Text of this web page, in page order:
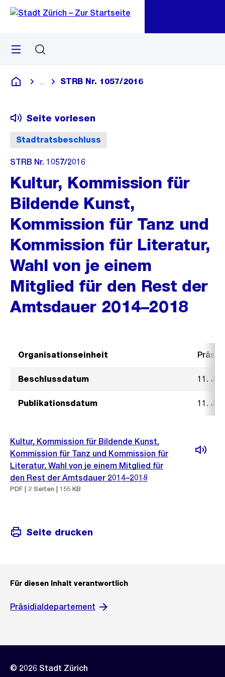
Navigation
Sprunglink
Menü
Deutsch
Blende alle Breadcrumbs ein
STRB Nr. 1057/2016
Stadtratsbeschluss
Seite vorlesen
STRB Nr. 1057/2016
Kultur, Kommission für
Bildende Kunst,
Kommission für Tanz und
Kommission für Literatur,
Wahl von je einem
Mitglied für den Rest der
Amtsdauer 2014–2018
Organisationseinheit
Beschlussdatum 11.
Publikationsdatum 11.
Kultur, Kommission für Bildende Kunst,
Kommission für Tanz und Kommission für
Literatur, Wahl von je einem Mitglied für
den Rest der Amtsdauer 2014–2018
PDF | 2 Seiten | 155 KB
Seite drucken
Für diesen Inhalt verantwortlich
Präsidialdepartement
© 2026 Stadt Zürich